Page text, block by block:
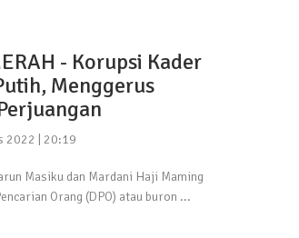
- Korupsi Kader
Menggerus
2022 | 20:19
Masiku dan Mardani Haji Maming
Orang (DPO) atau buron ...